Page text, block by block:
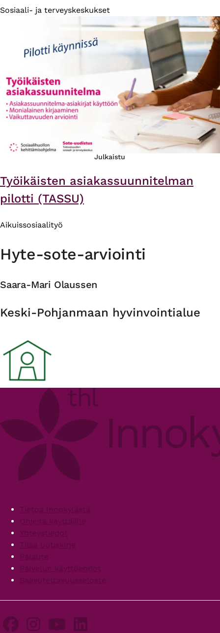
Sosiaali- ja terveyskeskukset
Julkaistu
Työikäisten asiakassuunnitelman
pilotti (TASSU)
Aikuissosiaalityö
Hyte-sote-arviointi
Saara-Mari Olaussen
Organisaatio
Keski-Pohjanmaan hyvinvointialue
FooterTietoa Innokylästä
Ohjeita käyttäjille
Yhteystiedot
Tilaa uutiskirje
Palaute
Palvelun käyttöehdot
Saavutettavuusseloste